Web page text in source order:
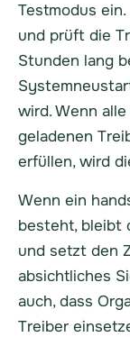
Testmodus
und prüft die
Stunden lang
wird. Wenn
geladenen
erfüllen, wird
Wenn ein
besteht, bleibt
und setzt den
absichtliches
auch, dass
Treiber